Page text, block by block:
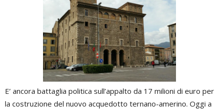
E’ ancora battaglia politica sull’appalto da 17 milioni di euro per
la costruzione del nuovo acquedotto ternano-amerino. Oggi a